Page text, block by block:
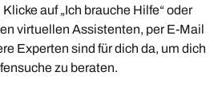
auf „Ich brauche Hilfe“ oder
virtuellen Assistenten, per E-Mail
Experten sind für dich da, um dich
zu beraten.